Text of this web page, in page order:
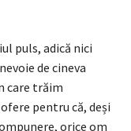
puls, adică nici
de cineva
care trăim
pentru că, deși
orice om